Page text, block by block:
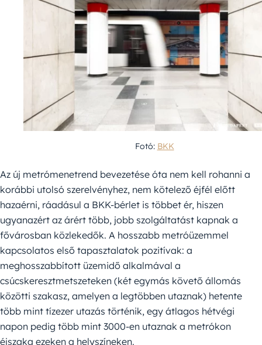
Fotó: BKK
Az új metrómenetrend bevezetése óta nem kell rohanni a
korábbi utolsó szerelvényhez, nem kötelező éjfél előtt
hazaérni, ráadásul a BKK-bérlet is többet ér, hiszen
ugyanazért az árért több, jobb szolgáltatást kapnak a
fővárosban közlekedők. A hosszabb metróüzemmel
kapcsolatos első tapasztalatok pozitívak: a
meghosszabbított üzemidő alkalmával a
csúcskeresztmetszeteken (két egymás követő állomás
közötti szakasz, amelyen a legtöbben utaznak) hetente
több mint tízezer utazás történik, egy átlagos hétvégi
napon pedig több mint 3000-en utaznak a metrókon
éjszaka ezeken a helyszíneken.